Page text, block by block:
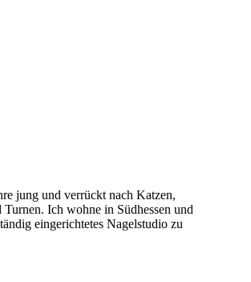
jung und verrückt nach Katzen,
Ich wohne in Südhessen und
eingerichtetes Nagelstudio zu